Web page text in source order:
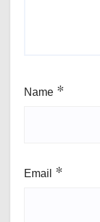
Name *
Email *